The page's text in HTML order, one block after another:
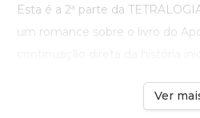
Esta é a 2ª parte da
um romance sobre o livro do
Ver